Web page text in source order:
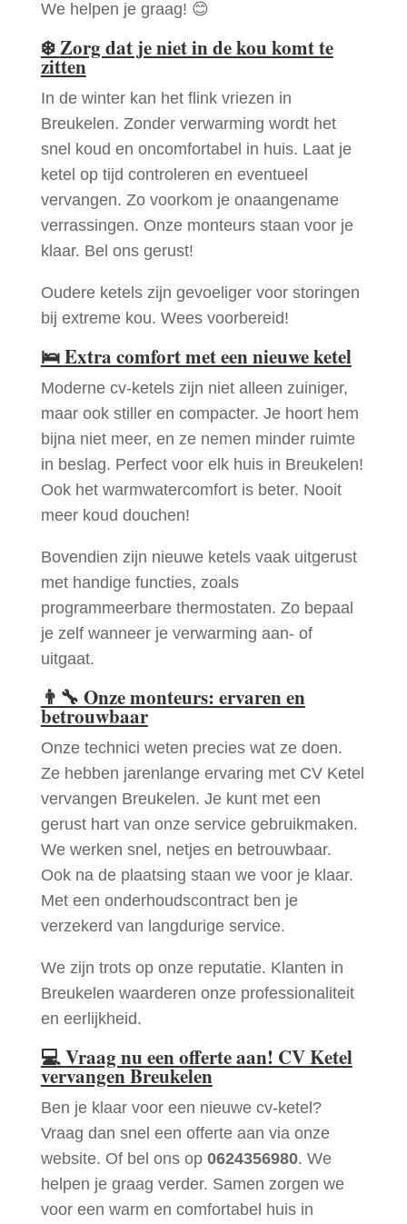
We helpen je graag! 😊
❄️Zorg dat je niet in de kou komt te
zitten
In de winter kan het flink vriezen in
Breukelen. Zonder verwarming wordt het
snel koud en oncomfortabel in huis. Laat je
ketel op tijd controleren en eventueel
vervangen. Zo voorkom je onaangename
verrassingen. Onze monteurs staan voor je
klaar. Bel ons gerust!
Oudere ketels zijn gevoeliger voor storingen
bij extreme kou. Wees voorbereid!
🛌Extra comfort met een nieuwe ketel
Moderne cv-ketels zijn niet alleen zuiniger,
maar ook stiller en compacter. Je hoort hem
bijna niet meer, en ze nemen minder ruimte
in beslag. Perfect voor elk huis in Breukelen!
Ook het warmwatercomfort is beter. Nooit
meer koud douchen!
Bovendien zijn nieuwe ketels vaak uitgerust
met handige functies, zoals
programmeerbare thermostaten. Zo bepaal
je zelf wanneer je verwarming aan- of
uitgaat.
👨‍🔧 Onze monteurs: ervaren en
betrouwbaar
Onze technici weten precies wat ze doen.
Ze hebben jarenlange ervaring met CV Ketel
vervangen Breukelen. Je kunt met een
gerust hart van onze service gebruikmaken.
We werken snel, netjes en betrouwbaar.
Ook na de plaatsing staan we voor je klaar.
Met een onderhoudscontract ben je
verzekerd van langdurige service.
We zijn trots op onze reputatie. Klanten in
Breukelen waarderen onze professionaliteit
en eerlijkheid.
💻Vraag nu een offerte aan! CV Ketel
vervangen Breukelen
Ben je klaar voor een nieuwe cv-ketel?
Vraag dan snel een offerte aan via onze
website. Of bel ons op 0624356980. We
helpen je graag verder. Samen zorgen we
voor een warm en comfortabel huis in